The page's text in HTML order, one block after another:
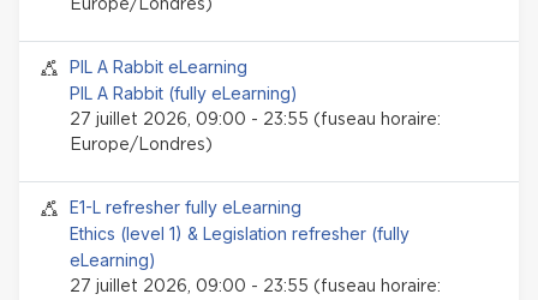
Session Face-to-face
PIL A Rabbit eLearning
PIL A Rabbit (fully eLearning)
27 juillet 2026, 09:00 - 23:55 (fuseau horaire:
Europe/Londres)
Session Face-to-face
E1-L refresher fully eLearning
Ethics (level 1) & Legislation refresher (fully
eLearning)
27 juillet 2026, 09:00 - 23:55 (fuseau horaire: